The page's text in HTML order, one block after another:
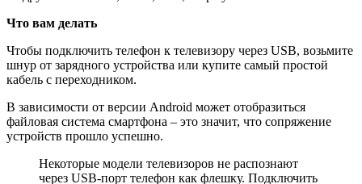
Что вам делать
Чтобы подключить телефон к телевизору через USB, возьмите
шнур от зарядного устройства или купите самый простой
кабель с переходником.
В зависимости от версии Android может отобразиться
файловая система смартфона – это значит, что сопряжение
устройств прошло успешно.
Некоторые модели телевизоров не распознают
через USB-порт телефон как флешку. Подключить